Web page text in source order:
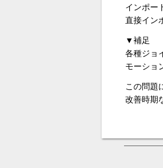
インポー
直接イン
▼補足
各種ジョ
モーショ
この問題
改善時期